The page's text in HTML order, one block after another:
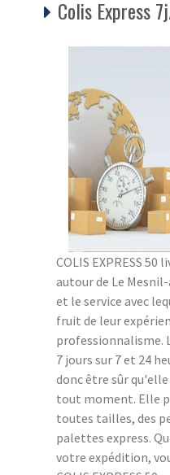
Colis Express
COLIS EXPRESS 50
autour de Le
et le service avec
fruit de leur
professionnalisme.
7 jours sur 7 et 24
donc être sûr
tout moment. Elle
toutes tailles, des
palettes express.
votre expédition,